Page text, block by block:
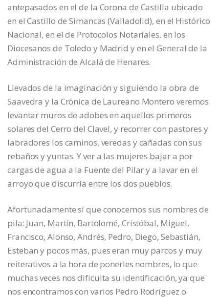
antepasados en el de la Corona de Castilla ubicado
en el Castillo de Simancas (Valladolid), en el Histórico
Nacional, en el de Protocolos Notariales, en los
Diocesanos de Toledo y Madrid y en el General de la
Administración de Alcalá de Henares.
Llevados de la imaginación y siguiendo la obra de
Saavedra y la Crónica de Laureano Montero veremos
levantar muros de adobes en aquellos primeros
solares del Cerro del Clavel, y recorrer con pastores y
labradores los caminos, veredas y cañadas con sus
rebaños y yuntas. Y ver a las mujeres bajar a por
cargas de agua a la Fuente del Pilar y a lavar en el
arroyo que discurría entre los dos pueblos.
Afortunadamente sí que conocemos sus nombres de
pila: Juan, Martín, Bartolomé, Cristóbal, Miguel,
Francisco, Alonso, Andrés, Pedro, Diego, Sebastián,
Esteban y pocos más, pues eran muy parcos y muy
reiterativos a la hora de ponerles nombres, lo que
muchas veces nos dificulta su identificación, ya que
nos encontramos con varios Pedro Rodríguez o